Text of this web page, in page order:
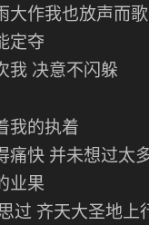
大作我也放声而歌
定夺
我 决意不闪躲
我的执着
痛快 并未想过太
业果
过 齐天大圣地上